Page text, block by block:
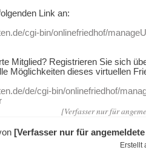
Link an:
cgi-bin/onlinefriedhof/
Mitglied? Registrieren Sie sich
Möglichkeiten dieses virtuellen
de/cgi-bin/onlinefriedhof/
[Verfasser nur für
[Verfasser nur für
Erstellt